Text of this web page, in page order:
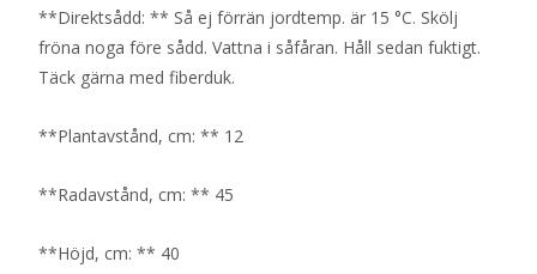
**Direktsådd: ** Så ej förrän jordtemp. är 15 °C. Skölj
fröna noga före sådd. Vattna i såfåran. Håll sedan fuktigt.
Täck gärna med fiberduk.
**Plantavstånd, cm: ** 12
**Radavstånd, cm: ** 45
**Höjd, cm: ** 40